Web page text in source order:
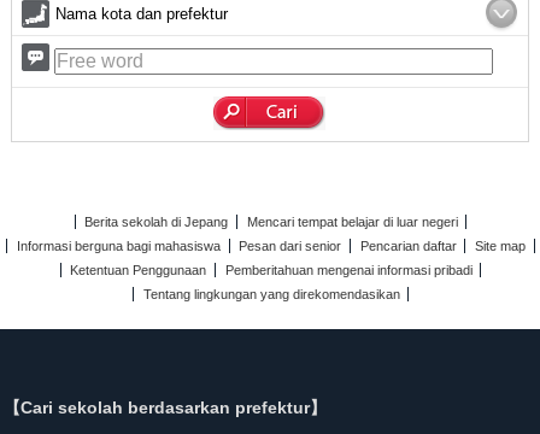
Nama kota dan prefektur
Berita sekolah di Jepang
Mencari tempat belajar di luar negeri
Informasi berguna bagi mahasiswa
Pesan dari senior Pencarian daftar
Site map
Ketentuan Penggunaan
Pemberitahuan mengenai informasi pribadi
Tentang lingkungan yang direkomendasikan
【Cari sekolah berdasarkan prefektur】